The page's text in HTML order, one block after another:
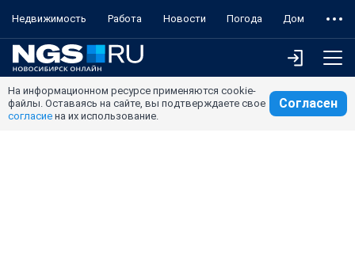
Недвижимость Работа Новости Погода Дом
На информационном ресурсе применяются cookie-
файлы. Оставаясь на сайте, вы подтверждаете свое
согласие на их использование.
Согласен